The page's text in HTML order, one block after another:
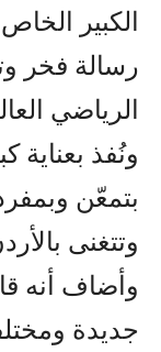
الكبير
رسالة فخر
الرياضي
ونُفذ بعناية
بتمعّن
وتتغنى
وأضاف أنه
جديدة